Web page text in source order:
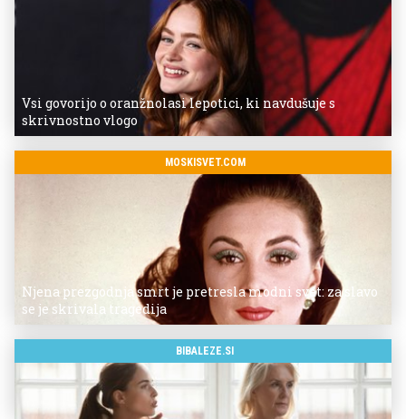
Vsi govorijo o oranžnolasi lepotici, ki navdušuje s
skrivnostno vlogo
MOSKISVET.COM
Njena prezgodnja smrt je pretresla modni svet: za slavo
se je skrivala tragedija
BIBALEZE.SI